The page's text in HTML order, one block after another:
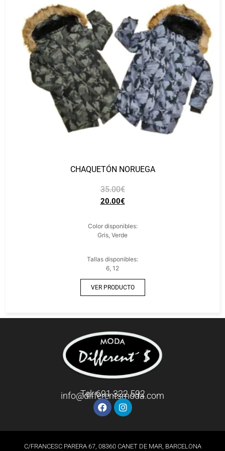
CHAQUETÓN NORUEGA
35.00€
20.00€
Color disponibles:
Gris, Verde
Tallas disponibles:
6, 12
VER PRODUCTO
Tel: 691 322 592
info@differentsmoda.com
C/FRANCESC PARERA 67, 08360 CANET DE MAR, BARCELONA